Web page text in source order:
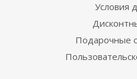
Условия
Подарочные